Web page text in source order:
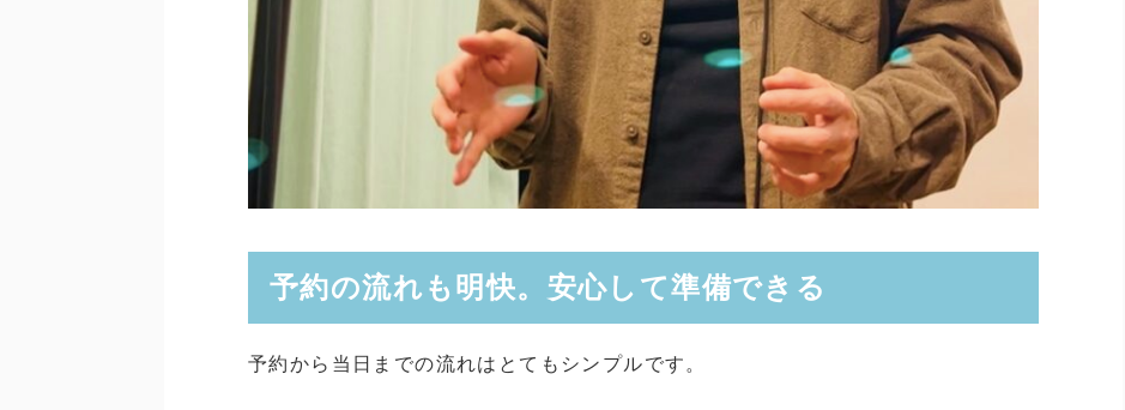
予約の流れも明快。安心して準備できる
予約から当日までの流れはとてもシンプルです。